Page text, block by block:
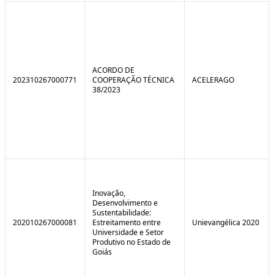
202310267000771
ACORDO DE
COOPERAÇÃO TÉCNICA
38/2023
ACELERAGO
202010267000081
Inovação,
Desenvolvimento e
Sustentabilidade:
Estreitamento entre
Universidade e Setor
Produtivo no Estado de
Goiás
Unievangélica 2020